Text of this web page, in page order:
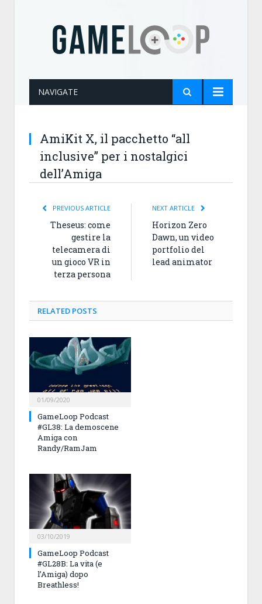
NAVIGATE
AmiKit X, il pacchetto “all
inclusive” per i nostalgici
dell’Amiga
PREVIOUS ARTICLE
Theseus: come
gestire la
telecamera di
un gioco VR in
terza persona
NEXT ARTICLE
Horizon Zero
Dawn, un video
portfolio del
lead animator
RELATED POSTS
01/09/2020
GameLoop Podcast
#GL38: La demoscene
Amiga con
Randy/RamJam
03/10/2019
GameLoop Podcast
#GL28B: La vita (e
l’Amiga) dopo
Breathless!